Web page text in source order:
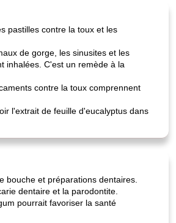
pastilles contre la toux et les
de gorge, les sinusites et les
inhalées. C'est un remède à la
contre la toux comprennent
l'extrait de feuille d'eucalyptus dans
bouche et préparations dentaires.
dentaire et la parodontite.
pourrait favoriser la santé